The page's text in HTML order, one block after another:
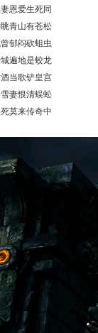
恩爱生死同
青山有苍松
郁闷砍蛆虫
遍地是蛟龙
当歌铲皇宫
妻恨清蜈蚣
莫来传奇中